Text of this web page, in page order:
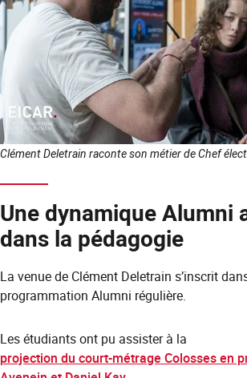
Clément Deletrain raconte son métier de Chef
Une dynamique Alumni
dans la pédagogie
La venue de Clément Deletrain s’inscrit
programmation Alumni régulière.
Les étudiants ont pu assister à la
projection du court-métrage Colosses en